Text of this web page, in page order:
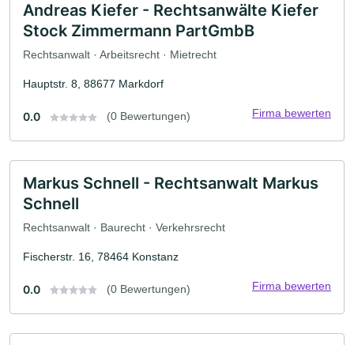
Andreas Kiefer - Rechtsanwälte Kiefer
Stock Zimmermann PartGmbB
Rechtsanwalt · Arbeitsrecht · Mietrecht
Hauptstr. 8, 88677 Markdorf
0.0 (0 Bewertungen) Firma bewerten
Markus Schnell - Rechtsanwalt Markus
Schnell
Rechtsanwalt · Baurecht · Verkehrsrecht
Fischerstr. 16, 78464 Konstanz
0.0 (0 Bewertungen) Firma bewerten